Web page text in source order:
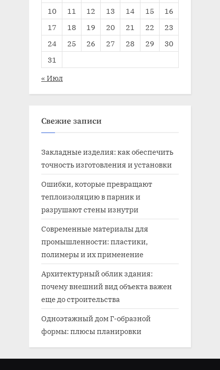
10
11 12 13 14 15
16
17
18 19 20 21 22
23
24
25 26 27 28 29
30
31
« Июл
Свежие записи
Закладные изделия: как обеспечить
точность изготовления и установки
Ошибки, которые превращают
теплоизоляцию в парник и
разрушают стены изнутри
Современные материалы для
промышленности: пластики,
полимеры и их применение
Архитектурный облик здания:
почему внешний вид объекта важен
еще до строительства
Одноэтажный дом Г-образной
формы: плюсы планировки